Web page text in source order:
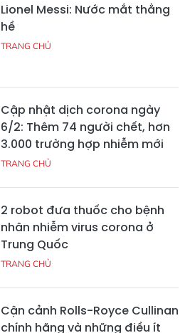
Lionel Messi: Nước mắt thằng
hề
TRANG CHỦ
Cập nhật dịch corona ngày
6/2: Thêm 74 người chết, hơn
3.000 trường hợp nhiễm mới
TRANG CHỦ
2 robot đưa thuốc cho bệnh
nhân nhiễm virus corona ở
Trung Quốc
TRANG CHỦ
Cận cảnh Rolls-Royce Cullinan
chính hãng và những điều ít